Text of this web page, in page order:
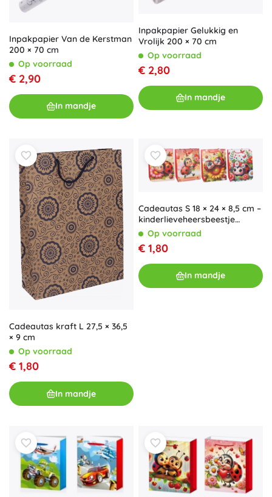
Inpakpapier Van de Kerstman
200 × 70 cm
Op voorraad
€ 2,90
In mandje
Inpakpapier Gelukkig en
Vrolijk 200 × 70 cm
Op voorraad
€ 2,80
In mandje
Cadeautas kraft L 27,5 × 36,5
× 9 cm
Op voorraad
€ 1,80
In mandje
Cadeautas S 18 × 24 × 8,5 cm –
kinderlieveheersbeestje
(meerdere varianten)
Op voorraad
€ 1,80
In mandje